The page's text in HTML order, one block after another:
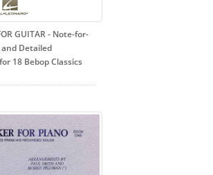
GUITAR- Note-for-
Detailed
18 Bebop Classics